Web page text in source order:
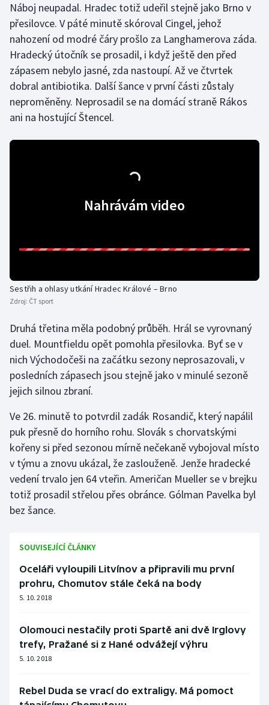
Judo
Krasobruslení
Lezení
Lyže a snowboard
Moderní pětiboj
Ragby
Rychlobruslení
Rychlostní kanoistika
Short track
Sportovní střelba
Stolní tenis
Triatlon
Veslování
Ostatní
Náboj neupadal. Hradec totiž udeřil stejně jako Brno v
přesilovce. V páté minutě skóroval Cingel, jehož
nahození od modré čáry prošlo za Langhamerova záda.
Hradecký útočník se prosadil, i když ještě den před
zápasem nebylo jasné, zda nastoupí. Až ve čtvrtek
dobral antibiotika. Další šance v první části zůstaly
neproměněny. Neprosadil se na domácí straně Rákos
ani na hostující Štencel.
Nahrávám video
Sestřih a ohlasy utkání Hradec Králové – Brno
Zdroj: ČT sport
Druhá třetina měla podobný průběh. Hrál se vyrovnaný
duel. Mountfieldu opět pomohla přesilovka. Byť se v
nich Východočeši na začátku sezony neprosazovali, v
posledních zápasech jsou stejně jako v minulé sezoně
jejich silnou zbraní.
Ve 26. minutě to potvrdil zadák Rosandič, který napálil
puk přesně do horního rohu. Slovák s chorvatskými
kořeny si před sezonou mírně nečekaně vybojoval místo
v týmu a znovu ukázal, že zaslouženě. Jenže hradecké
vedení trvalo jen 64 vteřin. Američan Mueller se v brejku
totiž prosadil střelou přes obránce. Gólman Pavelka byl
bez šance.
SOUVISEJÍCÍ ČLÁNKY
Oceláři vyloupili Litvínov a připravili mu první
prohru, Chomutov stále čeká na body
5. 10. 2018
Olomouci nestačily proti Spartě ani dvě Irglovy
trefy, Pražané si z Hané odvážejí výhru
5. 10. 2018
Rebel Duda se vrací do extraligy. Má pomoct